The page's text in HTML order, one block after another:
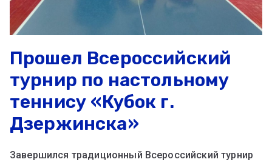
Прошел Всероссийский
турнир по настольному
теннису «Кубок г.
Дзержинска»
Завершился традиционный Всероссийский турнир